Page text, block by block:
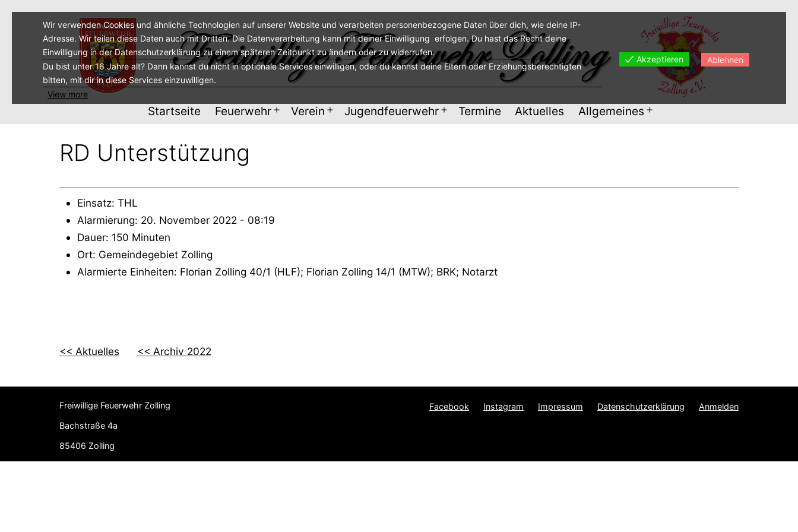
Startseite Feuerwehr MenüVerein MenüJugendfeuerwehr MenüTermine Aktuelles Allgemeines Menü
RD Unterstützung
Einsatz: THL
Alarmierung: 20. November 2022 - 08:19
Dauer: 150 Minuten
Ort: Gemeindegebiet Zolling
Alarmierte Einheiten: Florian Zolling 40/1 (HLF); Florian Zolling 14/1 (MTW); BRK; Notarzt
<< Aktuelles << Archiv 2022
Freiwillige Feuerwehr Zolling
Bachstraße 4a
85406 Zolling
Facebook Instagram Impressum Datenschutzerklärung Anmelden
Wir verwenden Cookies und ähnliche Technologien auf unserer Website und verarbeiten personenbezogene Daten über dich, wie deine IP-
Adresse. Wir teilen diese Daten auch mit Dritten. Die Datenverarbeitung kann mit deiner Einwilligung erfolgen. Du hast das Recht deine
Einwilligung in der Datenschutzerklärung zu einem späteren Zeitpunkt zu ändern oder zu widerrufen.
Du bist unter 16 Jahre alt? Dann kannst du nicht in optionale Services einwilligen, oder du kannst deine Eltern oder Erziehungsberechtigten
bitten, mit dir in diese Services einzuwilligen.
View more
Akzeptieren Ablehnen